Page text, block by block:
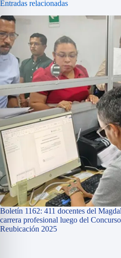
Entradas relacionadas
Boletín 1162: 411 docentes del
carrera profesional luego del
Reubicación 2025